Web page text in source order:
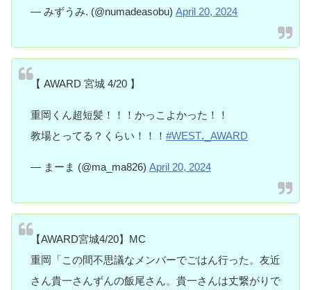
— みずうみ. (@numadeasobu) April 20, 2024
【 AWARD 宮城 4/20 】
重岡くん超短髪！！！かっこよかった！！
教場とってる？くらい！！！ #WESTꓸ_AWARD
— まーま (@ma_ma826) April 20, 2024
【AWARD宮城4/20】MC
重岡「この間不思議なメンバーでごはん行った。友近
さん貴一さんずんの飯尾さん。貴一さんは丈繋がりで